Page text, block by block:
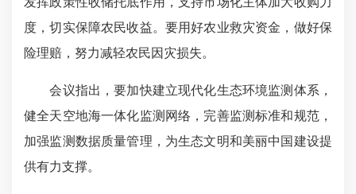
度，切实保障农民收益。要用好农业救灾资金，做好保
险理赔，努力减轻农民因灾损失。
会议指出，要加快建立现代化生态环境监测体系，
健全天空地海一体化监测网络，完善监测标准和规范，
加强监测数据质量管理，为生态文明和美丽中国建设提
供有力支撑。